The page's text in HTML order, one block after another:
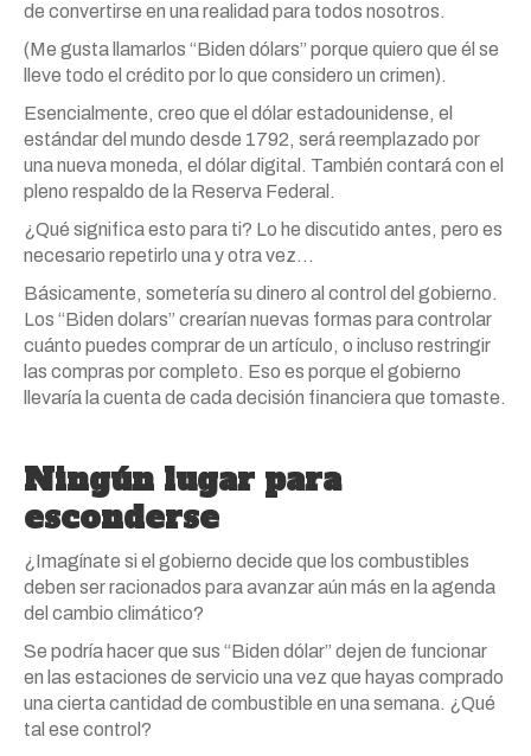
de convertirse en una realidad para todos nosotros.
(Me gusta llamarlos “Biden dólars” porque quiero que él se
lleve todo el crédito por lo que considero un crimen).
Esencialmente, creo que el dólar estadounidense, el
estándar del mundo desde 1792, será reemplazado por
una nueva moneda, el dólar digital. También contará con el
pleno respaldo de la Reserva Federal.
¿Qué significa esto para ti? Lo he discutido antes, pero es
necesario repetirlo una y otra vez…
Básicamente, sometería su dinero al control del gobierno.
Los “Biden dolars” crearían nuevas formas para controlar
cuánto puedes comprar de un artículo, o incluso restringir
las compras por completo. Eso es porque el gobierno
llevaría la cuenta de cada decisión financiera que tomaste.
Ningún lugar para
esconderse
¿Imagínate si el gobierno decide que los combustibles
deben ser racionados para avanzar aún más en la agenda
del cambio climático?
Se podría hacer que sus “Biden dólar” dejen de funcionar
en las estaciones de servicio una vez que hayas comprado
una cierta cantidad de combustible en una semana. ¿Qué
tal ese control?